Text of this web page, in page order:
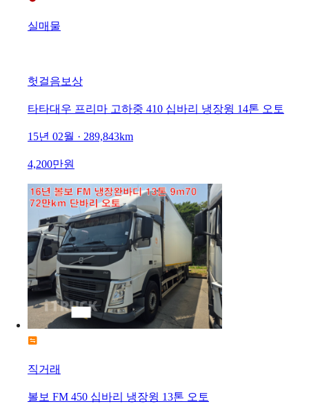
실매물
헛걸음보상
타타대우 프리마 고하중 410 십바리 냉장윙 14톤 오토
15년 02월 · 289,843km
4,200만원
직거래
볼보 FM 450 십바리 냉장윙 13톤 오토